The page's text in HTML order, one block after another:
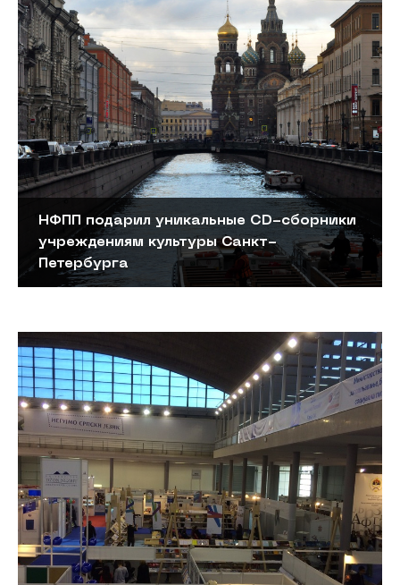
НФПП подарил уникальные CD-сборники
учреждениям культуры Санкт-
Петербурга